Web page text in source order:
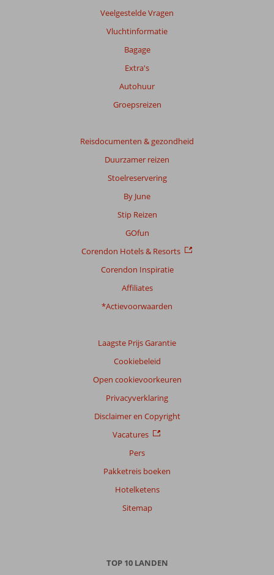
beoordelingen
Veelgestelde Vragen
Vluchtinformatie
Bagage
Extra's
Autohuur
Groepsreizen
Reisdocumenten & gezondheid
Duurzamer reizen
Stoelreservering
By June
Stip Reizen
GOfun
Corendon Hotels & Resorts
Corendon Inspiratie
Affiliates
*Actievoorwaarden
Laagste Prijs Garantie
Cookiebeleid
Open cookievoorkeuren
Privacyverklaring
Disclaimer en Copyright
Vacatures
Pers
Pakketreis boeken
Hotelketens
Sitemap
TOP 10 LANDEN